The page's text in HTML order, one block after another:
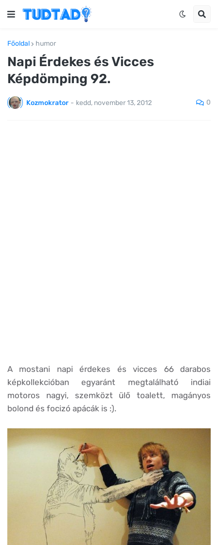
Főoldal humor
Napi Érdekes és Vicces
Képdömping 92.
Kozmokrator - kedd, november 13, 2012 0
A mostani napi érdekes és vicces 66 darabos
képkollekcióban egyaránt megtalálható indiai
motoros nagyi, szemközt ülő toalett, magányos
bolond és focizó apácák is :).